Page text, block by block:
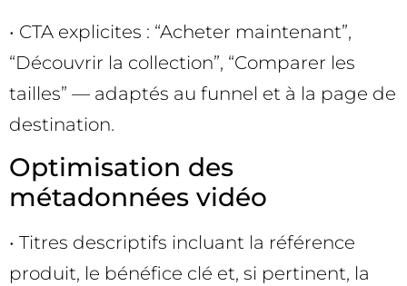
• CTA explicites : “Acheter maintenant”,
“Découvrir la collection”, “Comparer les
tailles” — adaptés au funnel et à la page de
destination.
Optimisation des
métadonnées vidéo
• Titres descriptifs incluant la référence
produit, le bénéfice clé et, si pertinent, la